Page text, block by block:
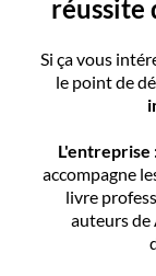
réussite
Si ça vous
le point de
L'entreprise
accompagne
livre
auteurs de